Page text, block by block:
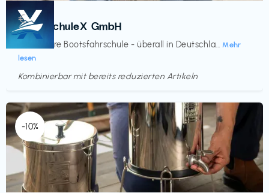
Kurse
BootsschuleX GmbH
Deine faire Bootsfahrschule - überall in Deutschla... Mehr
lesen
€‎
Kombinierbar mit bereits reduzierten Artikeln
-10%